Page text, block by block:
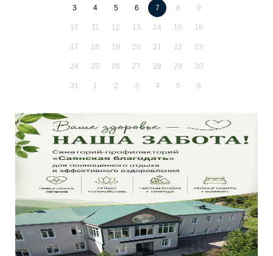
3 4 5 6 7 8 9
10 11 12 13 14 15 16
17 18 19 20 21 22 23
24 25 26 27 28 29 30
31 1 2 3 4 5 6